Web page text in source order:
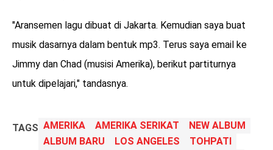
"Aransemen lagu dibuat di Jakarta. Kemudian saya buat
musik dasarnya dalam bentuk mp3. Terus saya email ke
Jimmy dan Chad (musisi Amerika), berikut partiturnya
untuk dipelajari," tandasnya.
TAGS AMERIKA AMERIKA SERIKAT
NEW ALBUM
ALBUM BARU
LOS ANGELES
TOHPATI